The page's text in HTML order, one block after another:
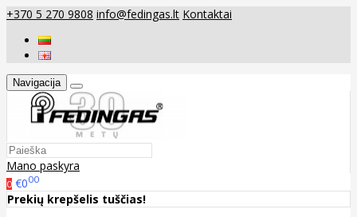
+370 5 270 9808 info@fedingas.lt Kontaktai
Navigacija
Mano paskyra
0 €000
Prekių krepšelis tuščias!